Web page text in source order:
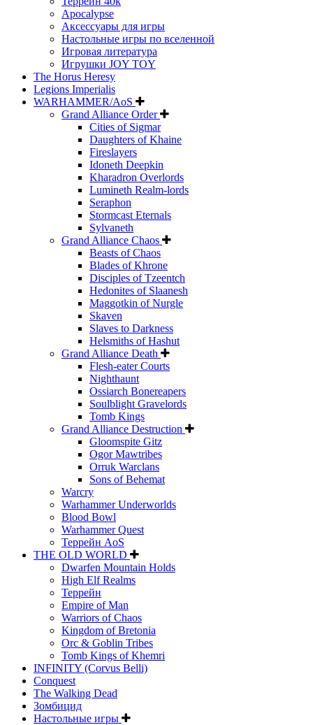
Apocalypse
Аксессуары для игры
Настольные игры по вселенной
Игровая литература
Игрушки JOY TOY
The Horus Heresy
Legions Imperialis
WARHAMMER/AoS
Grand Alliance Order
Cities of Sigmar
Daughters of Khaine
Fireslayers
Idoneth Deepkin
Kharadron Overlords
Lumineth Realm-lords
Seraphon
Stormcast Eternals
Sylvaneth
Grand Alliance Chaos
Beasts of Chaos
Blades of Khrone
Disciples of Tzeentch
Hedonites of Slaanesh
Maggotkin of Nurgle
Skaven
Slaves to Darkness
Helsmiths of Hashut
Grand Alliance Death
Flesh-eater Courts
Nighthaunt
Ossiarch Bonereapers
Soulblight Gravelords
Tomb Kings
Grand Alliance Destruction
Gloomspite Gitz
Ogor Mawtribes
Orruk Warclans
Sons of Behemat
Warcry
Warhammer Underworlds
Blood Bowl
Warhammer Quest
Террейн AoS
THE OLD WORLD
Dwarfen Mountain Holds
High Elf Realms
Террейн
Empire of Man
Warriors of Chaos
Kingdom of Bretonia
Orc & Goblin Tribes
Tomb Kings of Khemri
INFINITY (Corvus Belli)
Conquest
The Walking Dead
Зомбицид
Настольные игры